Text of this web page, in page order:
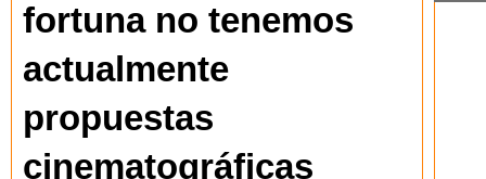
fortuna no tenemos
actualmente
propuestas
cinematográficas